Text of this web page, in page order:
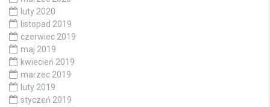
luty 2020
listopad 2019
czerwiec 2019
maj 2019
kwiecień 2019
marzec 2019
luty 2019
styczeń 2019